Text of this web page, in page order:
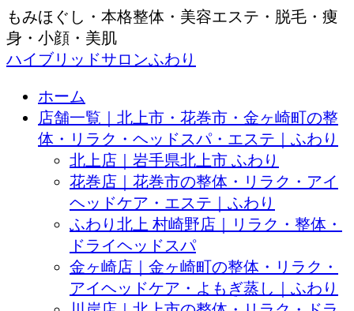
もみほぐし・本格整体・美容エステ・脱毛・痩
身・小顔・美肌
ハイブリッドサロンふわり
ホーム
店舗一覧｜北上市・花巻市・金ヶ崎町の整
体・リラク・ヘッドスパ・エステ｜ふわり
北上店｜岩手県北上市 ふわり
花巻店｜花巻市の整体・リラク・アイ
ヘッドケア・エステ｜ふわり
ふわり北上 村崎野店｜リラク・整体・
ドライヘッドスパ
金ヶ崎店｜金ヶ崎町の整体・リラク・
アイヘッドケア・よもぎ蒸し｜ふわり